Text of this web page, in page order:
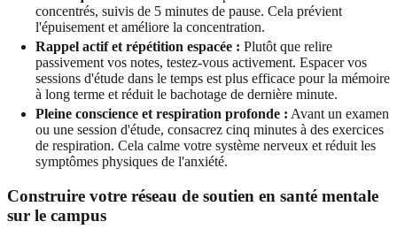
concentrés, suivis de 5 minutes de pause. Cela prévient
l'épuisement et améliore la concentration.
Rappel actif et répétition espacée : Plutôt que relire
passivement vos notes, testez-vous activement. Espacer vos
sessions d'étude dans le temps est plus efficace pour la mémoire
à long terme et réduit le bachotage de dernière minute.
Pleine conscience et respiration profonde : Avant un examen
ou une session d'étude, consacrez cinq minutes à des exercices
de respiration. Cela calme votre système nerveux et réduit les
symptômes physiques de l'anxiété.
Construire votre réseau de soutien en santé mentale
sur le campus